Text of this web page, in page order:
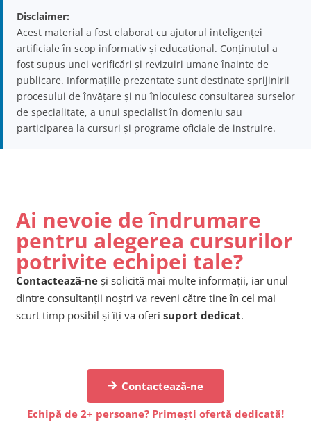
Disclaimer:
Acest material a fost elaborat cu ajutorul inteligenței
artificiale în scop informativ și educațional. Conținutul a
fost supus unei verificări și revizuiri umane înainte de
publicare. Informațiile prezentate sunt destinate sprijinirii
procesului de învățare și nu înlocuiesc consultarea surselor
de specialitate, a unui specialist în domeniu sau
participarea la cursuri și programe oficiale de instruire.
Ai nevoie de îndrumare
pentru alegerea cursurilor
potrivite echipei tale?
Contactează-ne și solicită mai multe informații, iar unul
dintre consultanții noștri va reveni către tine în cel mai
scurt timp posibil și îți va oferi suport dedicat.
Contactează-ne
Echipă de 2+ persoane? Primești ofertă dedicată!